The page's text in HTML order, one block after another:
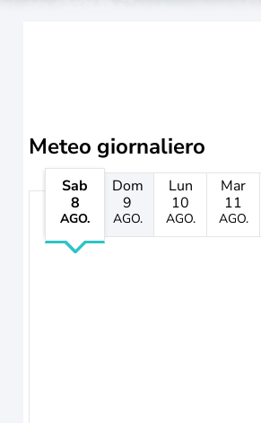
Meteo giornaliero
Sab
8
AGO.
Dom
9
AGO.
Lun
10
AGO.
Mar
11
AGO.